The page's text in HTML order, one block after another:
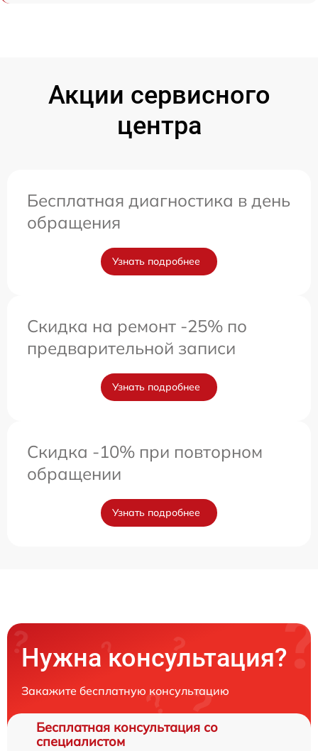
Акции сервисного
центра
Бесплатная диагностика в день
обращения
Узнать подробнее
Скидка на ремонт -25% по
предварительной записи
Узнать подробнее
Скидка -10% при повторном
обращении
Узнать подробнее
Нужна консультация?
Закажите бесплатную консультацию
Бесплатная консультация со
специалистом